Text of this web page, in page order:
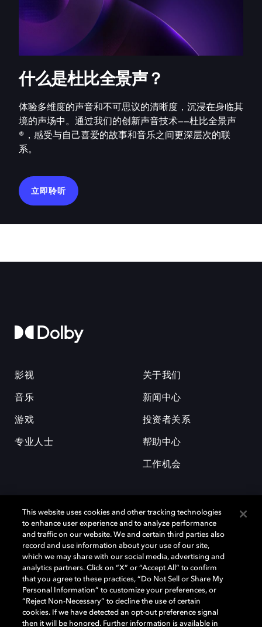
什么是杜比全景声？
体验多维度的声音和不可思议的清晰度，沉浸在身临其
境的声场中。通过我们的创新声音技术——杜比全景声
®，感受与自己喜爱的故事和音乐之间更深层次的联
系。
立即聆听
影视
音乐
游戏
专业人士
关于我们
新闻中心
投资者关系
帮助中心
工作机会
杜比和双 D 符号是杜比实验室的注册商标。所有其他商标皆为各自所有者
的财产。©2026 杜比实验室国际有限公司保留所有权利。
Cookie Manager 隐私政策 Cookie 政策 使用条款
杜比全球办公室 京ICP备2023038273号
This website uses cookies and other tracking technologies
to enhance user experience and to analyze performance
and traffic on our website. We and certain third parties also
record and use information about your use of our site,
which we may share with our social media, advertising and
analytics partners. Click on “X” or “Accept All” to confirm
that you agree to these practices, “Do Not Sell or Share My
Personal Information” to customize your preferences, or
“Reject Non-Necessary” to decline the use of certain
cookies. If we have detected an opt-out preference signal
then it will be honored. Further information is available in